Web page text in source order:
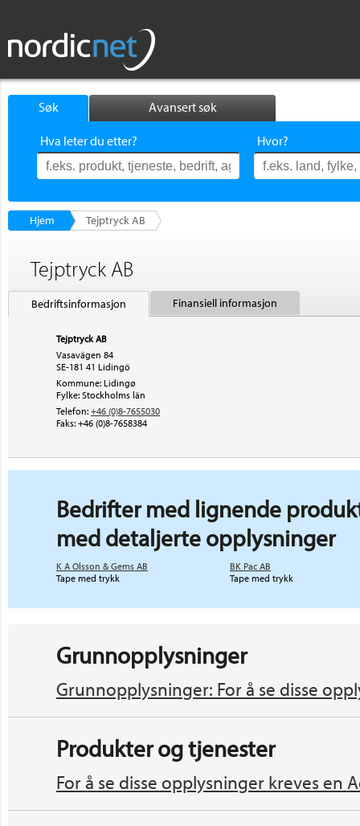
Søk Avansert søk
Hva leter du etter? Hvor?
Hjem Tejptryck AB
Tejptryck AB
Bedriftsinformasjon Finansiell informasjon
Tejptryck AB
Vasavägen 84
SE-181 41 Lidingö
Kommune: Lidingø
Fylke: Stockholms län
Telefon: +46 (0)8-7655030
Faks: +46 (0)8-7658384
Bedrifter med lignende
med detaljerte opplysninger
K A Olsson & Gems AB
Tape med trykk
BK Pac AB
Tape med trykk
Grunnopplysninger
Grunnopplysninger: For å se disse
Produkter og tjenester
For å se disse opplysninger kreves en